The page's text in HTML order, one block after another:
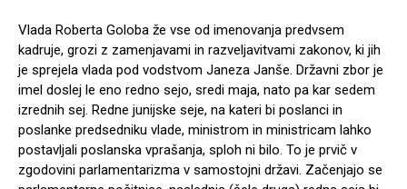
Vlada Roberta Goloba že vse od imenovanja predvsem
kadruje, grozi z zamenjavami in razveljavitvami zakonov, ki jih
je sprejela vlada pod vodstvom Janeza Janše. Državni zbor je
imel doslej le eno redno sejo, sredi maja, nato pa kar sedem
izrednih sej. Redne junijske seje, na kateri bi poslanci in
poslanke predsedniku vlade, ministrom in ministricam lahko
postavljali poslanska vprašanja, sploh ni bilo. To je prvič v
zgodovini parlamentarizma v samostojni državi. Začenjajo se